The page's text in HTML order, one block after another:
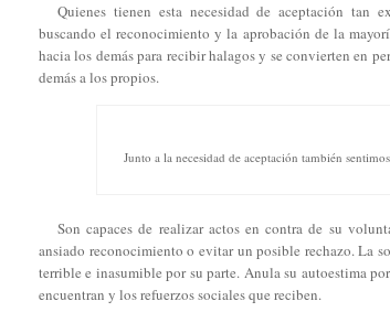
Quienes tienen esta necesidad de aceptación tan
buscando el reconocimiento y la aprobación de la
hacia los demás para recibir halagos y se convierten en
demás a los propios.
Junto a la necesidad de aceptación también
Son capaces de realizar actos en contra de su
ansiado reconocimiento o evitar un posible rechazo. La
terrible e inasumible por su parte. Anula su autoestima
encuentran y los refuerzos sociales que reciben.